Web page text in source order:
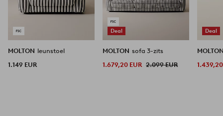
MOLTON leunstoel
1.149 EUR
Deal
MOLTON sofa 3-zits
1.679,20 EUR 2.099 EUR
Deal